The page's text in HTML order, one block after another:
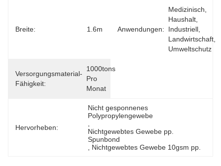
Breite: 1.6m Anwendungen:
Medizinisch,
Haushalt,
Industriell,
Landwirtschaft,
Umweltschutz
Versorgungsmaterial-
Fähigkeit:
1000tons
Pro
Monat
Hervorheben:
Nicht gesponnenes
Polypropylengewebe
Nichtgewebtes Gewebe pp.
Spunbond
Nichtgewebtes Gewebe 10gsm pp.